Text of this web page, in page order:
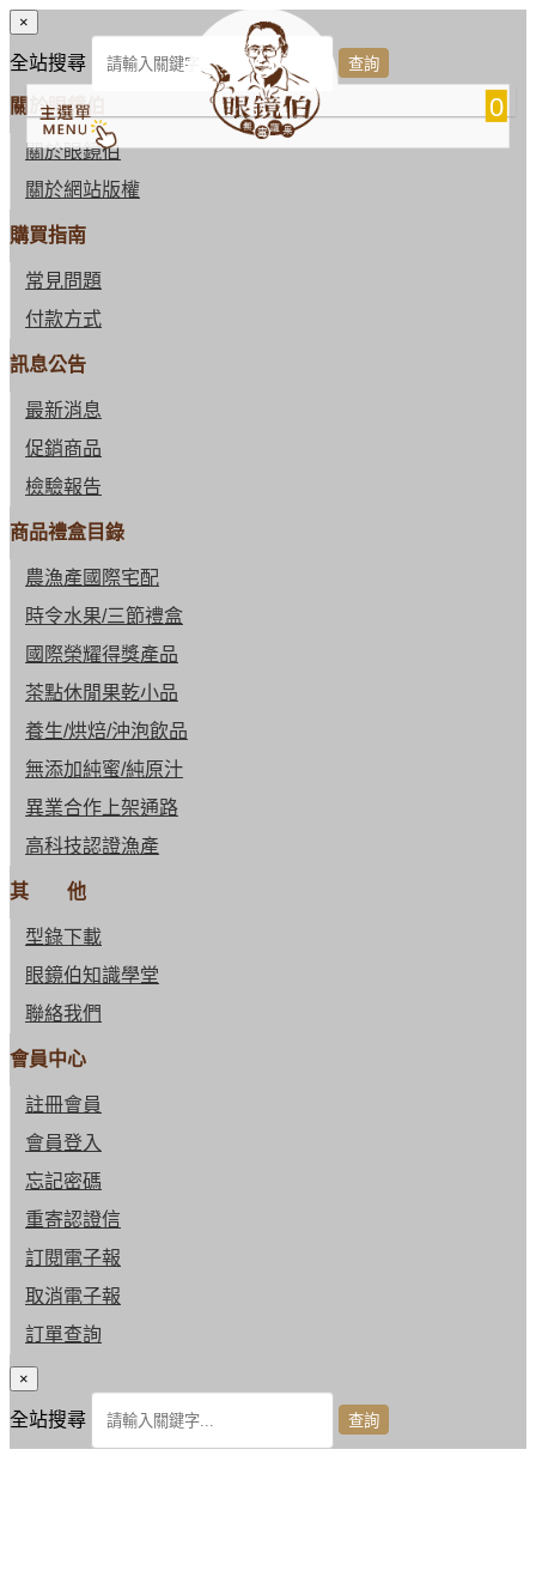
0
×
全站搜尋
關於眼鏡伯
關於眼鏡伯
關於網站版權
購買指南
常見問題
付款方式
訊息公告
最新消息
促銷商品
檢驗報告
商品禮盒目錄
農漁產國際宅配
時令水果/三節禮盒
國際榮耀得獎產品
茶點休閒果乾小品
養生/烘焙/沖泡飲品
無添加純蜜/純原汁
異業合作上架通路
高科技認證漁產
其 他
型錄下載
眼鏡伯知識學堂
聯絡我們
會員中心
註冊會員
會員登入
忘記密碼
重寄認證信
訂閱電子報
取消電子報
訂單查詢
×
全站搜尋